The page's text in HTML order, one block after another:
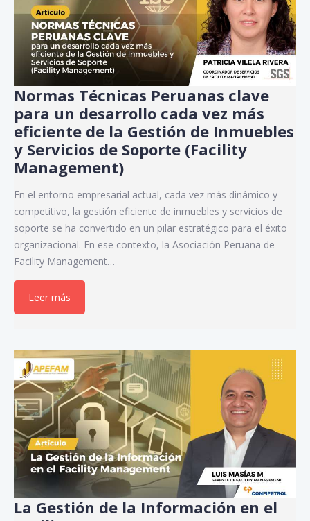
Normas Técnicas Peruanas clave
para un desarrollo cada vez más
eficiente de la Gestión de Inmuebles
y Servicios de Soporte (Facility
Management)
En el entorno empresarial actual, cada vez más dinámico y
competitivo, la gestión eficiente de inmuebles y servicios de
soporte se ha convertido en un pilar estratégico para el éxito
organizacional. En ese contexto, la Asociación Peruana de
Facility Management…
Leer más
La Gestión de la Información en el